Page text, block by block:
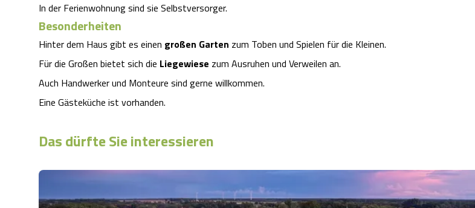
In der Ferienwohnung sind sie Selbstversorger.
Besonderheiten
Hinter dem Haus gibt es einen großen Garten zum Toben und Spielen für die Kleinen.
Für die Großen bietet sich die Liegewiese zum Ausruhen und Verweilen an.
Auch Handwerker und Monteure sind gerne willkommen.
Eine Gästeküche ist vorhanden.
Das dürfte Sie interessieren